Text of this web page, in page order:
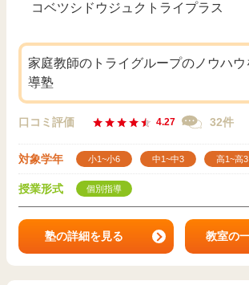
コベツシドウジュクトライプラス
家庭教師のトライグループのノウハ
導塾
口コミ評価 4.27 32件
対象学年 小1~小6 中1~中3 高1~高3
授業形式 個別指導
塾の詳細を見る 教室の